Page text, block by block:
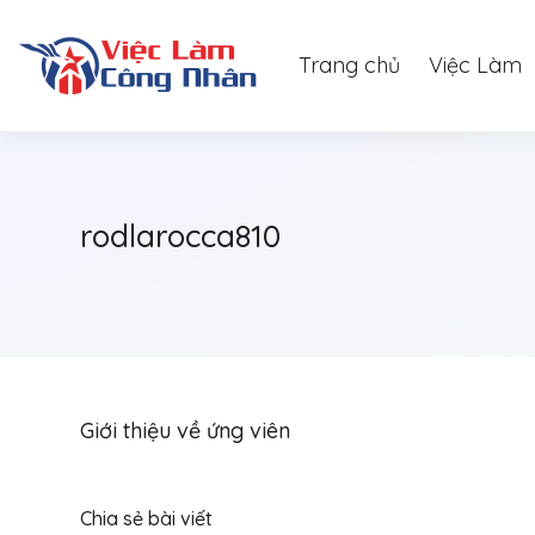
Trang chủ Việc Làm
rodlarocca810
Giới thiệu về ứng viên
Chia sẻ bài viết